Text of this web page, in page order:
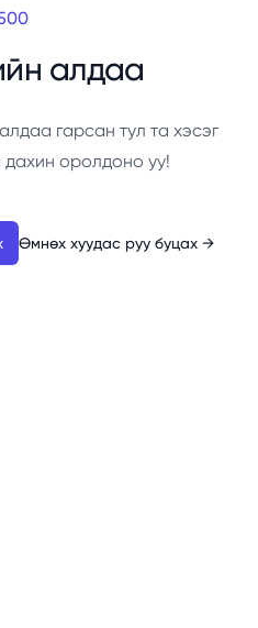
алдаа
гарсан тул та хэсэг
оролдоно уу!
Өмнөх хуудас руу буцах →